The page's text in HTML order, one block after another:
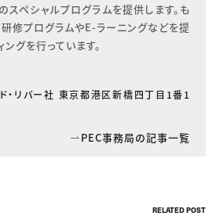
スペシャルプログラムを提供します。も
修プログラムやE-ラーニングなどを提
グを行っています。
・リバー社 東京都港区新橋四丁目1番1
PEC事務局の記事一覧
RELATED POST